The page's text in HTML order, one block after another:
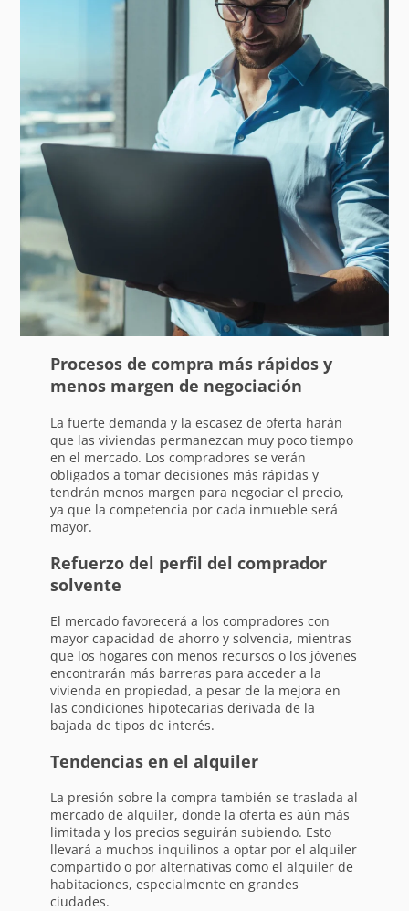
Procesos de compra más rápidos y
menos margen de negociación
La fuerte demanda y la escasez de oferta harán
que las viviendas permanezcan muy poco tiempo
en el mercado. Los compradores se verán
obligados a tomar decisiones más rápidas y
tendrán menos margen para negociar el precio,
ya que la competencia por cada inmueble será
mayor.
Refuerzo del perfil del comprador
solvente
El mercado favorecerá a los compradores con
mayor capacidad de ahorro y solvencia, mientras
que los hogares con menos recursos o los jóvenes
encontrarán más barreras para acceder a la
vivienda en propiedad, a pesar de la mejora en
las condiciones hipotecarias derivada de la
bajada de tipos de interés.
Tendencias en el alquiler
La presión sobre la compra también se traslada al
mercado de alquiler, donde la oferta es aún más
limitada y los precios seguirán subiendo. Esto
llevará a muchos inquilinos a optar por el alquiler
compartido o por alternativas como el alquiler de
habitaciones, especialmente en grandes
ciudades.